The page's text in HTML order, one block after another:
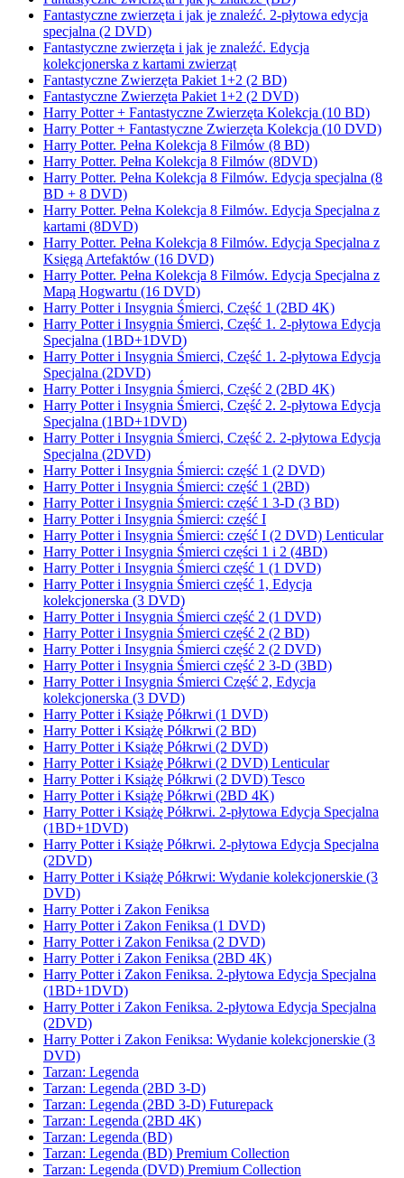
Fantastyczne zwierzęta i jak je znaleźć. 2-płytowa edycja
specjalna (2 DVD)
Fantastyczne zwierzęta i jak je znaleźć. Edycja
kolekcjonerska z kartami zwierząt
Fantastyczne Zwierzęta Pakiet 1+2 (2 BD)
Fantastyczne Zwierzęta Pakiet 1+2 (2 DVD)
Harry Potter + Fantastyczne Zwierzęta Kolekcja (10 BD)
Harry Potter + Fantastyczne Zwierzęta Kolekcja (10 DVD)
Harry Potter. Pełna Kolekcja 8 Filmów (8 BD)
Harry Potter. Pełna Kolekcja 8 Filmów (8DVD)
Harry Potter. Pełna Kolekcja 8 Filmów. Edycja specjalna (8
BD + 8 DVD)
Harry Potter. Pełna Kolekcja 8 Filmów. Edycja Specjalna z
kartami (8DVD)
Harry Potter. Pełna Kolekcja 8 Filmów. Edycja Specjalna z
Księgą Artefaktów (16 DVD)
Harry Potter. Pełna Kolekcja 8 Filmów. Edycja Specjalna z
Mapą Hogwartu (16 DVD)
Harry Potter i Insygnia Śmierci, Część 1 (2BD 4K)
Harry Potter i Insygnia Śmierci, Część 1. 2-płytowa Edycja
Specjalna (1BD+1DVD)
Harry Potter i Insygnia Śmierci, Część 1. 2-płytowa Edycja
Specjalna (2DVD)
Harry Potter i Insygnia Śmierci, Część 2 (2BD 4K)
Harry Potter i Insygnia Śmierci, Część 2. 2-płytowa Edycja
Specjalna (1BD+1DVD)
Harry Potter i Insygnia Śmierci, Część 2. 2-płytowa Edycja
Specjalna (2DVD)
Harry Potter i Insygnia Śmierci: część 1 (2 DVD)
Harry Potter i Insygnia Śmierci: część 1 (2BD)
Harry Potter i Insygnia Śmierci: część 1 3-D (3 BD)
Harry Potter i Insygnia Śmierci: część I
Harry Potter i Insygnia Śmierci: część I (2 DVD) Lenticular
Harry Potter i Insygnia Śmierci części 1 i 2 (4BD)
Harry Potter i Insygnia Śmierci część 1 (1 DVD)
Harry Potter i Insygnia Śmierci część 1, Edycja
kolekcjonerska (3 DVD)
Harry Potter i Insygnia Śmierci część 2 (1 DVD)
Harry Potter i Insygnia Śmierci część 2 (2 BD)
Harry Potter i Insygnia Śmierci część 2 (2 DVD)
Harry Potter i Insygnia Śmierci część 2 3-D (3BD)
Harry Potter i Insygnia Śmierci Część 2, Edycja
kolekcjonerska (3 DVD)
Harry Potter i Książę Półkrwi (1 DVD)
Harry Potter i Książę Półkrwi (2 BD)
Harry Potter i Książę Półkrwi (2 DVD)
Harry Potter i Książę Półkrwi (2 DVD) Lenticular
Harry Potter i Książę Półkrwi (2 DVD) Tesco
Harry Potter i Książę Półkrwi (2BD 4K)
Harry Potter i Książę Półkrwi. 2-płytowa Edycja Specjalna
(1BD+1DVD)
Harry Potter i Książę Półkrwi. 2-płytowa Edycja Specjalna
(2DVD)
Harry Potter i Książę Półkrwi: Wydanie kolekcjonerskie (3
DVD)
Harry Potter i Zakon Feniksa
Harry Potter i Zakon Feniksa (1 DVD)
Harry Potter i Zakon Feniksa (2 DVD)
Harry Potter i Zakon Feniksa (2BD 4K)
Harry Potter i Zakon Feniksa. 2-płytowa Edycja Specjalna
(1BD+1DVD)
Harry Potter i Zakon Feniksa. 2-płytowa Edycja Specjalna
(2DVD)
Harry Potter i Zakon Feniksa: Wydanie kolekcjonerskie (3
DVD)
Tarzan: Legenda
Tarzan: Legenda (2BD 3-D)
Tarzan: Legenda (2BD 3-D) Futurepack
Tarzan: Legenda (2BD 4K)
Tarzan: Legenda (BD)
Tarzan: Legenda (BD) Premium Collection
Tarzan: Legenda (DVD) Premium Collection